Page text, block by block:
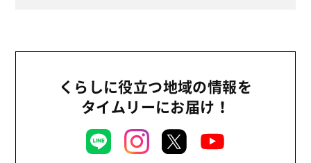
くらしに役立つ地域の情報を
タイムリーにお届け！